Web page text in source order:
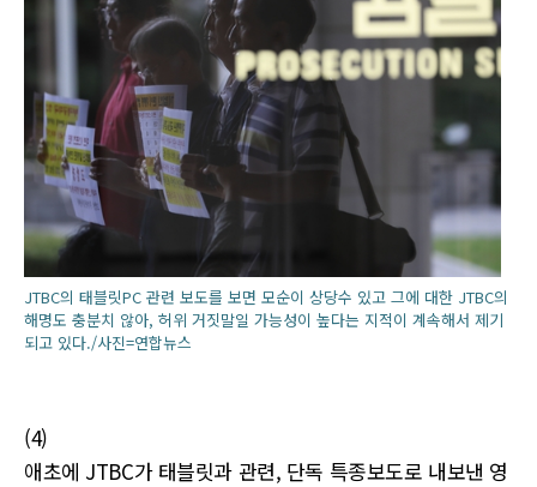
JTBC의 태블릿PC 관련 보도를 보면 모순이 상당수 있고 그에 대한 JTBC의
해명도 충분치 않아, 허위 거짓말일 가능성이 높다는 지적이 계속해서 제기
되고 있다./사진=연합뉴스
(4)
애초에 JTBC가 태블릿과 관련, 단독 특종보도로 내보낸 영